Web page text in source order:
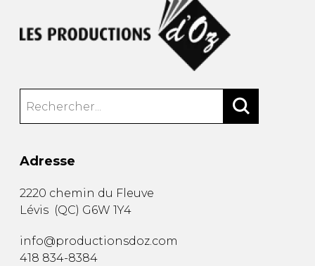
Adresse
2220 chemin du Fleuve
Lévis (QC) G6W 1Y4
info@productionsdoz.com
418 834-8384